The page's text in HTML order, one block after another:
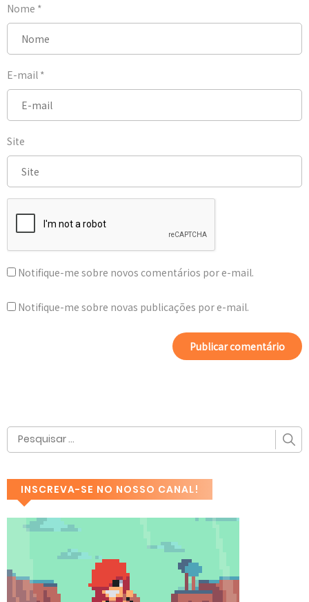
Nome *
E-mail *
Site
Notifique-me sobre novos comentários por e-mail.
Notifique-me sobre novas publicações por e-mail.
INSCREVA-SE NO NOSSO CANAL!